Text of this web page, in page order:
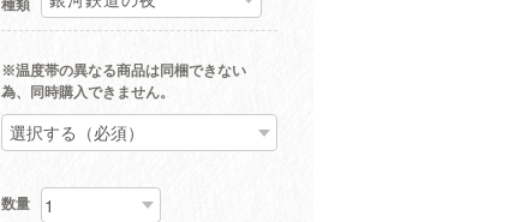
種類
※温度帯の異なる商品は同梱できない
為、同時購入できません。
数量